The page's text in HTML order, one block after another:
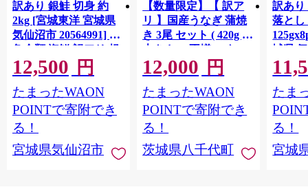
訳あり 銀鮭 切身 約
2kg [宮城東洋 宮城県
気仙沼市 20564991] 鮭
魚介類 海鮮 訳アリ 規
格外 不揃い さけ サケ
鮭切身 シャケ 切り身
冷凍 家庭用 おかず 弁
当 支援 サーモン 銀鮭
切り身 魚 わけあり
12,500 円
たまったWAON
POINTで寄附でき
る！
宮城県気仙沼市
【数量限定】【 訳ア
リ 】国産うなぎ 蒲焼
き 3尾 セット ( 420g )
大きさ の不揃い タ
レ・山椒付き ウナギ
鰻 ふぞろい 不揃い う
な重 ひつまぶし 人気
茨城 八千代町 ふるさ
と納税 冷凍 [SF951ya]
12,000 円
たまったWAON
POINTで寄附でき
る！
茨城県八千代町
訳あり
落とし
城県
お刺し
生 生
鮭 銀
介
たま
る！
宮城